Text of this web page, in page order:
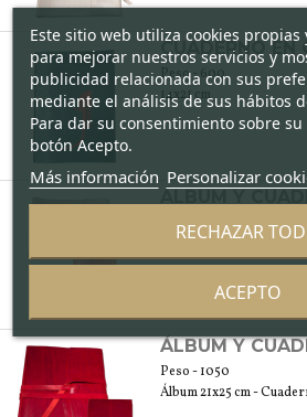
Peso - 600
14x21 cm
Peso - 800
Álbum 21x15 cm -
Peso - 1050
Álbum 21x25 cm -
Este sitio web utiliza cookies propias
para mejorar nuestros servicios y
publicidad relacionada con sus
mediante el análisis de sus hábitos
Para dar su consentimiento sobre
botón Acepto.
Más información Personalizar
RECHAZAR
ACEPTO